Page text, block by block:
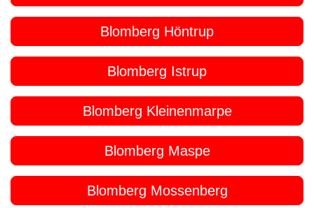
Blomberg Höntrup
Blomberg Istrup
Blomberg Kleinenmarpe
Blomberg Maspe
Blomberg Mossenberg